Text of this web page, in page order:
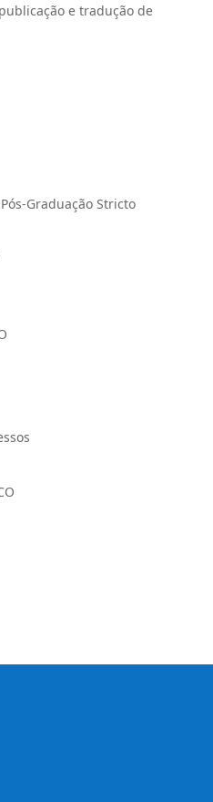
e tradução de
Graduação Stricto